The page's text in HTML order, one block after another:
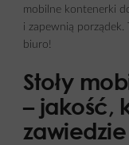
mobilne kontenerki
i zapewnią porządek.
biuro!
Stoły
– jakość,
zawiedzie